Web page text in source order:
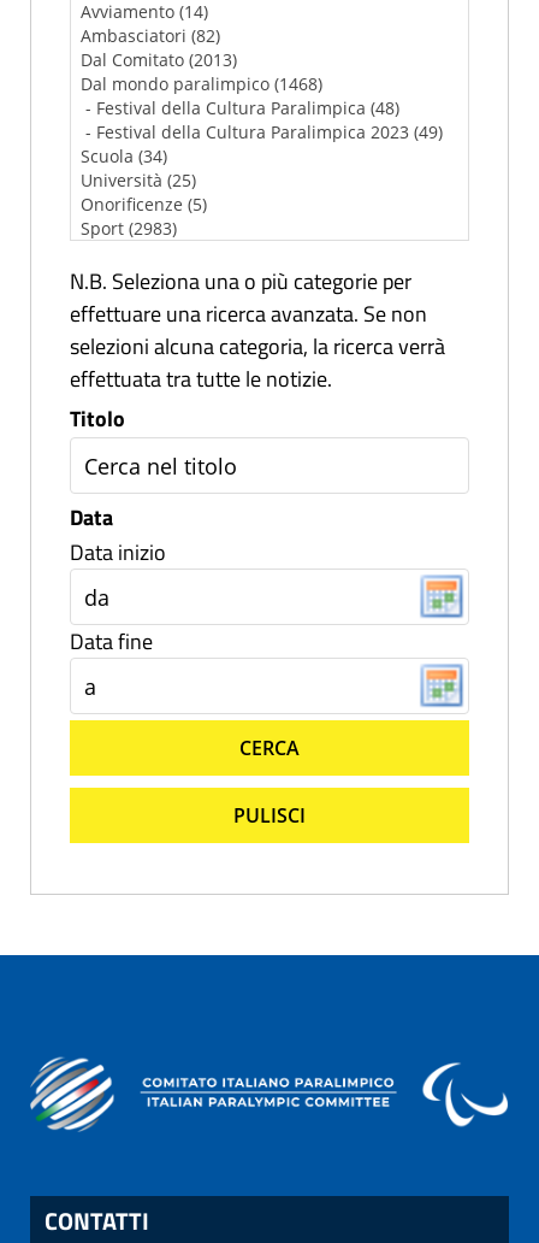
N.B. Seleziona una o più categorie per
effettuare una ricerca avanzata. Se non
selezioni alcuna categoria, la ricerca verrà
effettuata tra tutte le notizie.
Titolo
Data
Data inizio
Data fine
CERCA
PULISCI
CONTATTI